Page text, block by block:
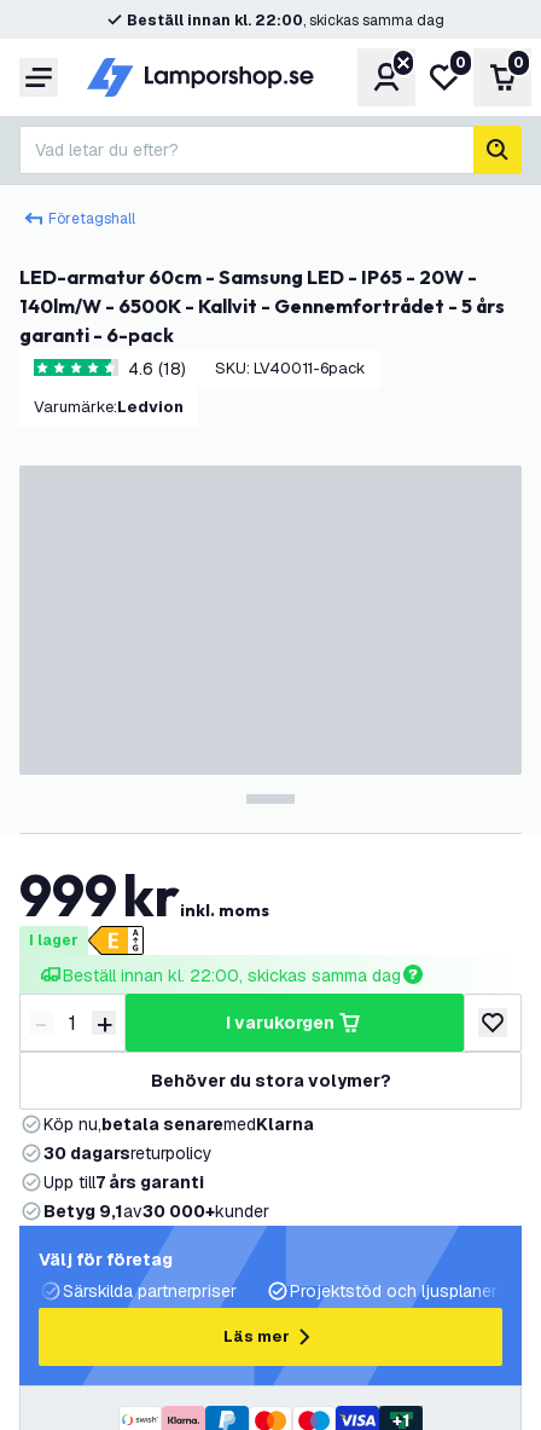
Beställ innan kl. 22:00, skickas samma dag
Meny KontoMin0 0
Vad letar du efter?
sök
Företagshall
LED-armatur 60cm - Samsung LED - IP65 - 20W -
140lm/W - 6500K - Kallvit - Gennemfortrådet - 5 års
garanti - 6-pack
4.6 stjärnbetyg4.6 (18) SKU: LV40011-6pack
Varumärke: Ledvion
999krinkl. moms
I lager
Beställ innan kl. 22:00, skickas samma dag
Minska antal
- Öka antal
+ i varukorgen
lägg
Behöver du stora volymer?
Köp nu,betala senaremedKlarna
30 dagarsreturpolicy
Upp till7 års garanti
Betyg 9,1av30 000+kunder
Välj för företag
Särskilda partnerpriser
Projektstöd och ljusplaner
Läs mer
+1